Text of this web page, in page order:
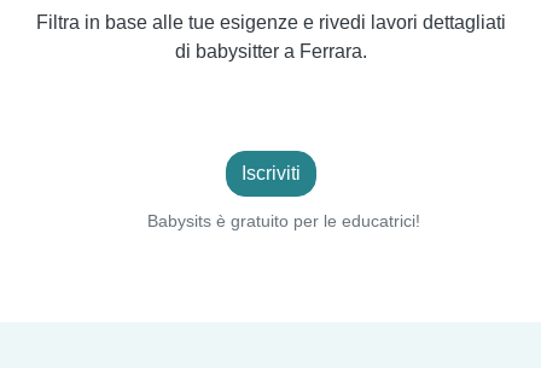
Filtra in base alle tue esigenze e rivedi lavori dettagliati
di babysitter a Ferrara.
Iscriviti
Babysits è gratuito per le educatrici!